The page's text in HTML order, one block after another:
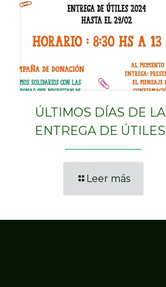
ÚLTIMOS DÍAS DE LA
ENTREGA DE ÚTILES
Leer más